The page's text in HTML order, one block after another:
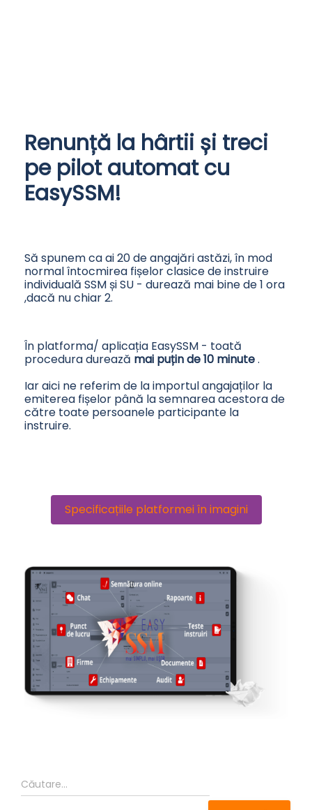
Renunță la hârtii și treci
pe pilot automat cu
EasySSM!
Să spunem ca ai 20 de angajări astăzi, în mod
normal întocmirea fișelor clasice de instruire
individuală SSM și SU - durează mai bine de 1 ora
,dacă nu chiar 2.
În platforma/ aplicația EasySSM - toată
procedura durează mai puțin de 10 minute.
Iar aici ne referim de la importul angajaților la
emiterea fișelor până la semnarea acestora de
către toate persoanele participante la
instruire.
Specificațiile platformei în imagini